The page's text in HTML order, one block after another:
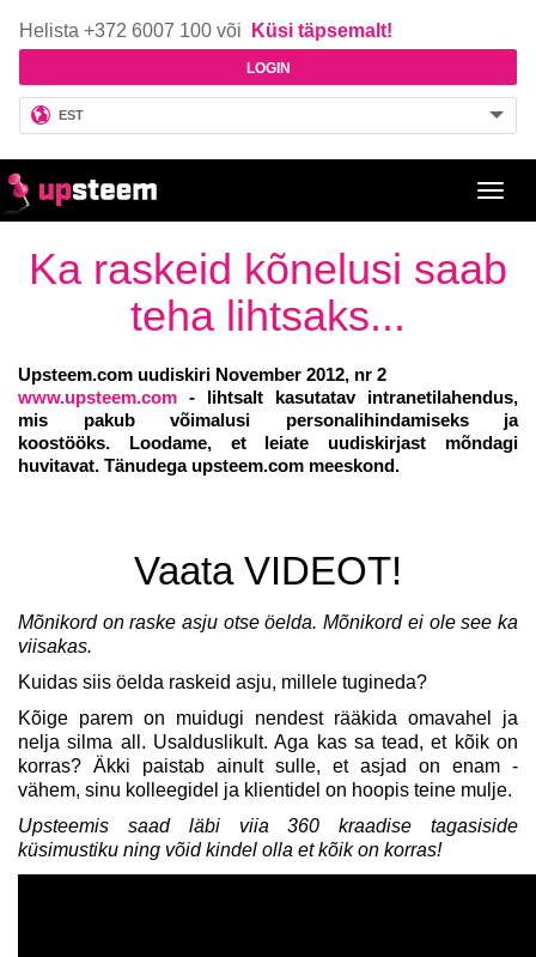
Helista +372 6007 100 või Küsi täpsemalt!
LOGIN
EST
Ka raskeid kõnelusi saab
teha lihtsaks...
Upsteem.com uudiskiri November 2012, nr 2
www.upsteem.com - lihtsalt kasutatav intranetilahendus,
mis pakub võimalusi personalihindamiseks ja
koostööks. Loodame, et leiate uudiskirjast mõndagi
huvitavat. Tänudega upsteem.com meeskond.
Vaata VIDEOT!
Mõnikord on raske asju otse öelda. Mõnikord ei ole see ka
viisakas.
Kuidas siis öelda raskeid asju, millele tugineda?
Kõige parem on muidugi nendest rääkida omavahel ja
nelja silma all. Usalduslikult. Aga kas sa tead, et kõik on
korras? Äkki paistab ainult sulle, et asjad on enam -
vähem, sinu kolleegidel ja klientidel on hoopis teine mulje.
Upsteemis saad läbi viia 360 kraadise tagasiside
küsimustiku ning võid kindel olla et kõik on korras!